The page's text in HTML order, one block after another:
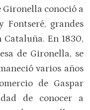
Gironella conoció a
Fontseré, grandes
En 1830,
de Gironella, se
varios años
de Gaspar
de conocer a